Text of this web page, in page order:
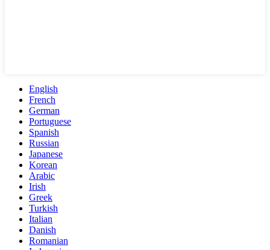
English
French
German
Portuguese
Spanish
Russian
Japanese
Korean
Arabic
Irish
Greek
Turkish
Italian
Danish
Romanian